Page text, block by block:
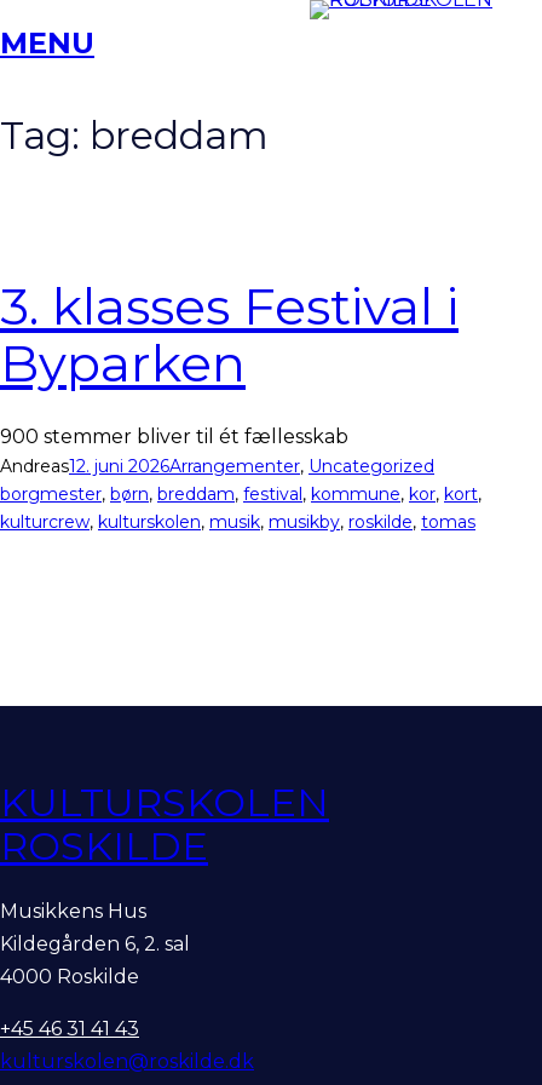
til
MENU
Tag: breddam
3. klasses Festival i
Byparken
900 stemmer bliver til ét fællesskab
Andreas12. juni 2026Arrangementer, Uncategorized
borgmester, børn, breddam, festival, kommune, kor, kort
kulturcrew, kulturskolen, musik, musikby, roskilde, tomas
KULTURSKOLEN
ROSKILDE
Musikkens Hus
Kildegården 6, 2. sal
4000 Roskilde
+45 46 31 41 43
kulturskolen@roskilde.dk